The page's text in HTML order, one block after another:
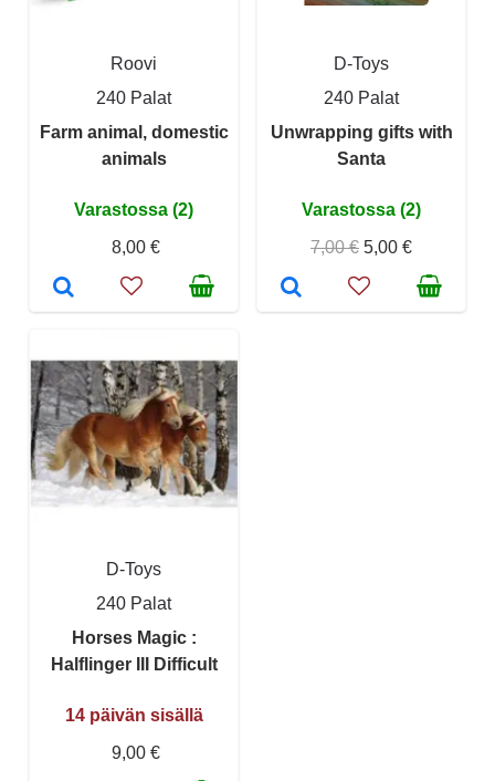
Roovi
240 Palat
Farm animal, domestic
animals
Varastossa (2)
8,00 €
D-Toys
240 Palat
Unwrapping gifts with
Santa
Varastossa (2)
7,00 € 5,00 €
D-Toys
240 Palat
Horses Magic :
Halflinger III Difficult
14 päivän sisällä
9,00 €